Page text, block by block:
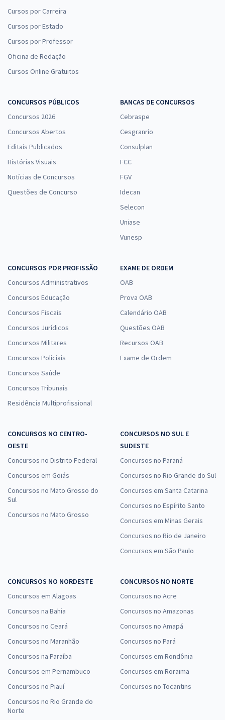
Cursos por Carreira
Cursos por Estado
Cursos por Professor
Oficina de Redação
Cursos Online Gratuitos
CONCURSOS PÚBLICOS
Concursos 2026
Concursos Abertos
Editais Publicados
Histórias Visuais
Notícias de Concursos
Questões de Concurso
BANCAS DE CONCURSOS
Cebraspe
Cesgranrio
Consulplan
FCC
FGV
Idecan
Selecon
Uniase
Vunesp
CONCURSOS POR PROFISSÃO
Concursos Administrativos
Concursos Educação
Concursos Fiscais
Concursos Jurídicos
Concursos Militares
Concursos Policiais
Concursos Saúde
Concursos Tribunais
Residência Multiprofissional
EXAME DE ORDEM
OAB
Prova OAB
Calendário OAB
Questões OAB
Recursos OAB
Exame de Ordem
CONCURSOS NO CENTRO-
OESTE
Concursos no Distrito Federal
Concursos em Goiás
Concursos no Mato Grosso do
Sul
Concursos no Mato Grosso
CONCURSOS NO SUL E
SUDESTE
Concursos no Paraná
Concursos no Rio Grande do Sul
Concursos em Santa Catarina
Concursos no Espírito Santo
Concursos em Minas Gerais
Concursos no Rio de Janeiro
Concursos em São Paulo
CONCURSOS NO NORDESTE
Concursos em Alagoas
Concursos na Bahia
Concursos no Ceará
Concursos no Maranhão
Concursos na Paraíba
Concursos em Pernambuco
Concursos no Piauí
Concursos no Rio Grande do
Norte
CONCURSOS NO NORTE
Concursos no Acre
Concursos no Amazonas
Concursos no Amapá
Concursos no Pará
Concursos em Rondônia
Concursos em Roraima
Concursos no Tocantins